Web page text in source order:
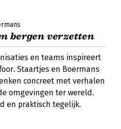
bergen verzetten
en teams inspireert
Staartjes en Boermans
concreet met verhalen
omgevingen ter wereld.
en praktisch tegelijk.